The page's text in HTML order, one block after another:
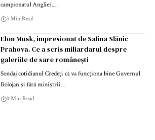
campionatul Angliei,…
3 Min Read
Elon Musk, impresionat de Salina Slănic
Prahova. Ce a scris miliardarul despre
galeriile de sare românești
Sondaj cotidianul Credeți că va funcționa bine Guvernul
Bolojan și fără miniștrii…
0 Min Read